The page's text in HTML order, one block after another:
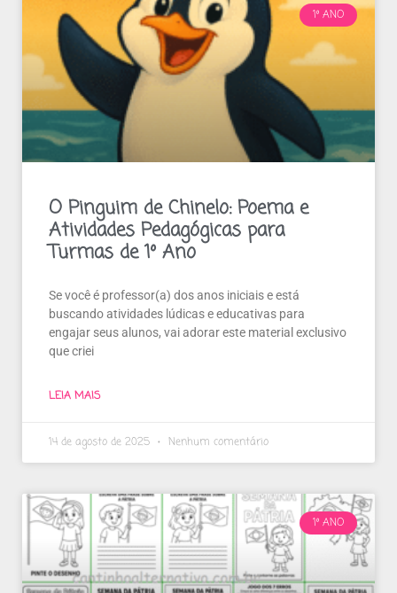
1º ANO
O Pinguim de Chinelo: Poema e
Atividades Pedagógicas para
Turmas de 1º Ano
Se você é professor(a) dos anos iniciais e está
buscando atividades lúdicas e educativas para
engajar seus alunos, vai adorar este material exclusivo
que criei
LEIA MAIS
14 de agosto de 2025 Nenhum comentário
1º ANO